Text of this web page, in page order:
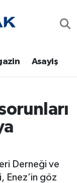
Asayiş
Derneği ve
Enez’in göz